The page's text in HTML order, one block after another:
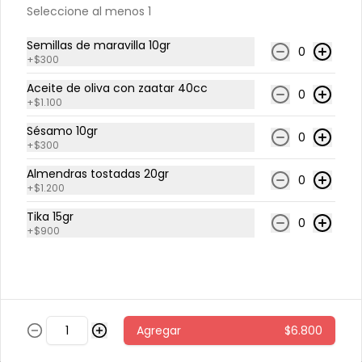
Pollo caliente con miel
Quínoa tibia, espinaca, papas al
horno con cascara, repollo morado,
zanahoria, pollo grille en cubos,
sésamo, salsa de miel picante.
Pollo miso
arroz integral tibio, espinaca,
cilantro, repollo morado, zanahoria,
pollo grille en cubos, aderezo de
Sandwich 🍔
Seleccione al menos 1
Semillas de maravilla 10gr
+$300 0
Aceite de oliva con zaatar 40cc
+$1.100 0
Sésamo 10gr
+$300 0
Almendras tostadas 20gr
+$1.200 0
Tika 15gr
+$900 0
Agregar $6.800